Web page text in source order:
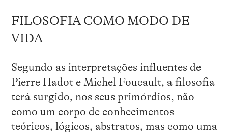
FILOSOFIA COMO MODO DE
VIDA
Segundo as interpretações influentes de
Pierre Hadot e Michel Foucault, a filosofia
terá surgido, nos seus primórdios, não
como um corpo de conhecimentos
teóricos, lógicos, abstratos, mas como uma